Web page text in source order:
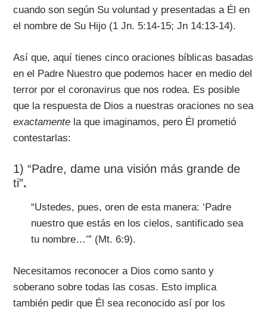
cuando son según Su voluntad y presentadas a Él en
el nombre de Su Hijo (1 Jn. 5:14-15; Jn 14:13-14).
Así que, aquí tienes cinco oraciones bíblicas basadas
en el Padre Nuestro que podemos hacer en medio del
terror por el coronavirus que nos rodea. Es posible
que la respuesta de Dios a nuestras oraciones no sea
exactamente la que imaginamos, pero Él prometió
contestarlas:
1) “Padre, dame una visión más grande de
ti”.
“Ustedes, pues, oren de esta manera: ‘Padre
nuestro que estás en los cielos, santificado sea
tu nombre…’” (Mt. 6:9).
Necesitamos reconocer a Dios como santo y
soberano sobre todas las cosas. Esto implica
también pedir que Él sea reconocido así por los